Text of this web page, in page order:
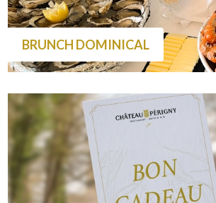
BRUNCH DOMINICAL